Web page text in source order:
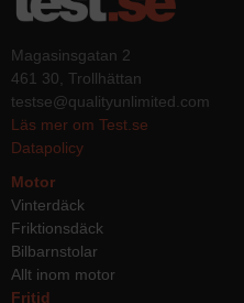
Magasinsgatan 2
461 30, Trollhättan
testse@qualityunlimited.com
Läs mer om Test.se
Datapolicy
Motor
Vinterdäck
Friktionsdäck
Bilbarnstolar
Allt inom motor
Fritid